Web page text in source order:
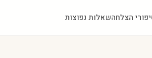
הצלחהשאלות נפוצות